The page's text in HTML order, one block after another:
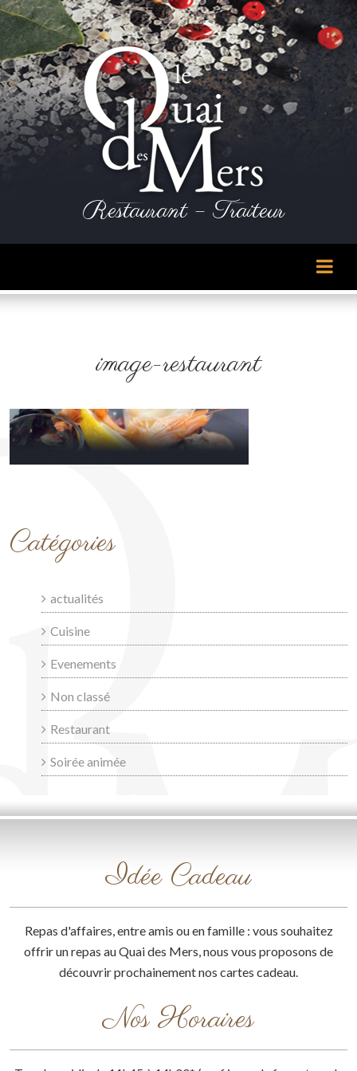
Restaurant – Traiteur
image-restaurant
Catégories
actualités
Cuisine
Evenements
Non classé
Restaurant
Soirée animée
Idée Cadeau
Repas d'affaires, entre amis ou en famille : vous souhaitez
offrir un repas au Quai des Mers, nous vous proposons de
découvrir prochainement nos cartes cadeau.
Nos Horaires
Panneau de gestion des cookies